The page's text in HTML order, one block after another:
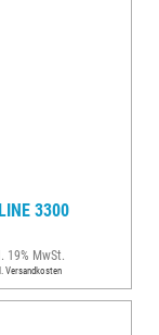
3300
19% MwSt.
Versandkosten